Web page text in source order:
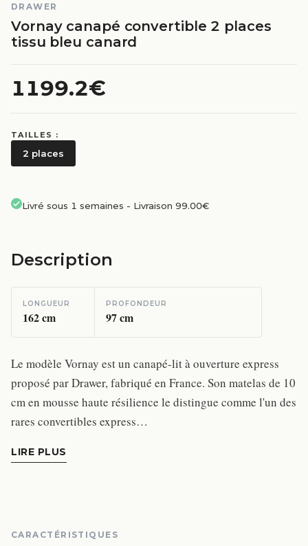
DRAWER
Vornay canapé convertible 2 places
tissu bleu canard
1199.2€
TAILLES :
2 places
Livré sous 1 semaines - Livraison 99.00€
Description
LONGUEUR
162cm
PROFONDEUR
97cm
Le modèle Vornay est un canapé-lit à ouverture express
proposé par Drawer, fabriqué en France. Son matelas de 10
cm en mousse haute résilience le distingue comme l'un des
rares convertibles express…
LIRE PLUS
CARACTÉRISTIQUES